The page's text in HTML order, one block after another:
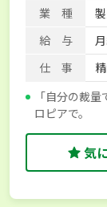
業 種
給 与
仕 事
「自分の裁
ロピアで。
気